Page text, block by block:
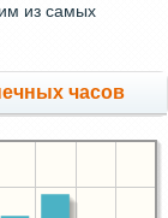
из самых
часов